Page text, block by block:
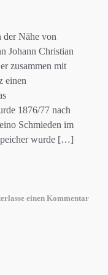
der Nähe von
Johann Christian
zusammen mit
einen
1876/77 nach
Schmieden im
wurde […]
einen Kommentar